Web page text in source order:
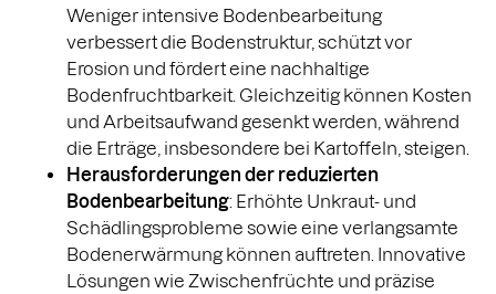
Weniger intensive Bodenbearbeitung
verbessert die Bodenstruktur, schützt vor
Erosion und fördert eine nachhaltige
Bodenfruchtbarkeit. Gleichzeitig können Kosten
und Arbeitsaufwand gesenkt werden, während
die Erträge, insbesondere bei Kartoffeln, steigen.
Herausforderungen der reduzierten
Bodenbearbeitung: Erhöhte Unkraut- und
Schädlingsprobleme sowie eine verlangsamte
Bodenerwärmung können auftreten. Innovative
Lösungen wie Zwischenfrüchte und präzise